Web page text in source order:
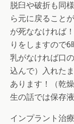
脱臼や破折も同
ら元に戻ること
が死ななければ
りをしますので
乳がなければ口
込んで）入れた
あります！（乾
生の話では保存
インプラント治